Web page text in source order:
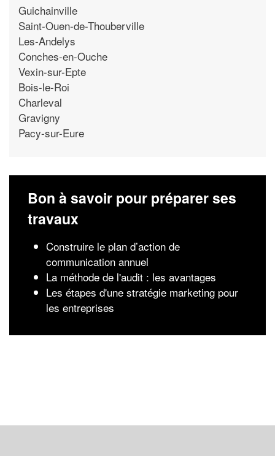
Guichainville
Saint-Ouen-de-Thouberville
Les-Andelys
Conches-en-Ouche
Vexin-sur-Epte
Bois-le-Roi
Charleval
Gravigny
Pacy-sur-Eure
Bon à savoir pour préparer ses
travaux
Construire le plan d’action de
communication annuel
La méthode de l'audit : les avantages
Les étapes d'une stratégie marketing pour
les entreprises